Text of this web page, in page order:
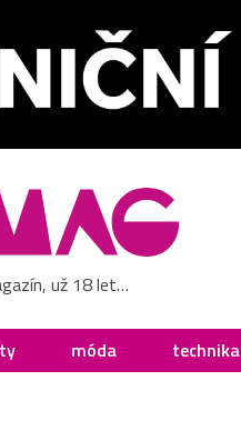
už 18 let…
móda technika